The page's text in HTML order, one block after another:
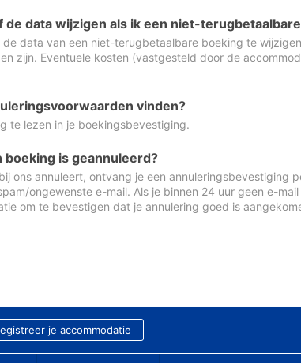
de data wijzigen als ik een niet-
de data van een niet-terugbetaalbare boeking te
zijn. Eventuele kosten (vastgesteld door de
vinden?
te lezen in je boekingsbevestiging.
boeking is geannuleerd?
ons annuleert, ontvang je een annuleringsbevestiging
ongewenste e-mail. Als je binnen 24 uur geen e-
om te bevestigen dat je annulering goed is
je accommodatie